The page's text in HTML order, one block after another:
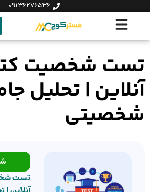
09136276536
تست شخصیت
آنلاین | تحلیل
شخصیتی
تست